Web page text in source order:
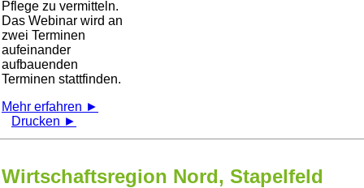
Pflege zu vermitteln.
Das Webinar wird an
zwei Terminen
aufeinander
aufbauenden
Terminen stattfinden.
Mehr erfahren ►
Drucken ►
Wirtschaftsregion Nord, Stapelfeld